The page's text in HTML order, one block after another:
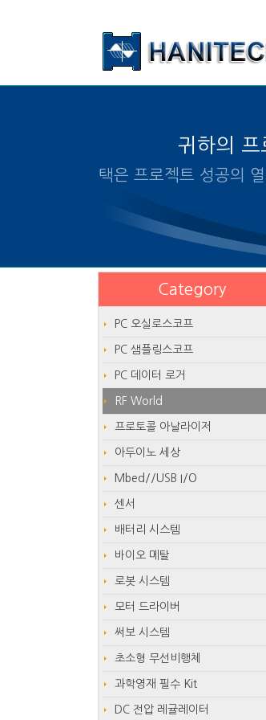
귀하의 프
알맞은 제품의 선
Category
PC 오실로스코프
PC 샘플링스코프
PC 데이터 로거
RF World
프로토콜 아날라이저
아두이노 세상
Mbed//USB I/O
센서
배터리 시스템
바이오 메탈
로봇 시스템
모터 드라이버
써보 시스템
초소형 무선비행체
과학영재 필수 Kit
DC 전압 레귤레이터